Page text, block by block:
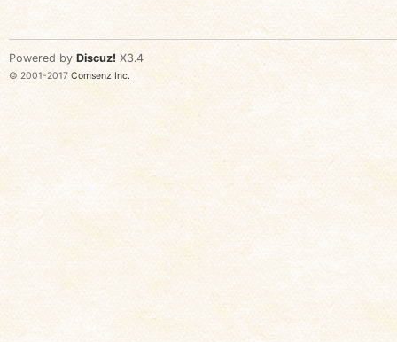
Powered by Discuz! X3.4
© 2001-2017 Comsenz Inc.